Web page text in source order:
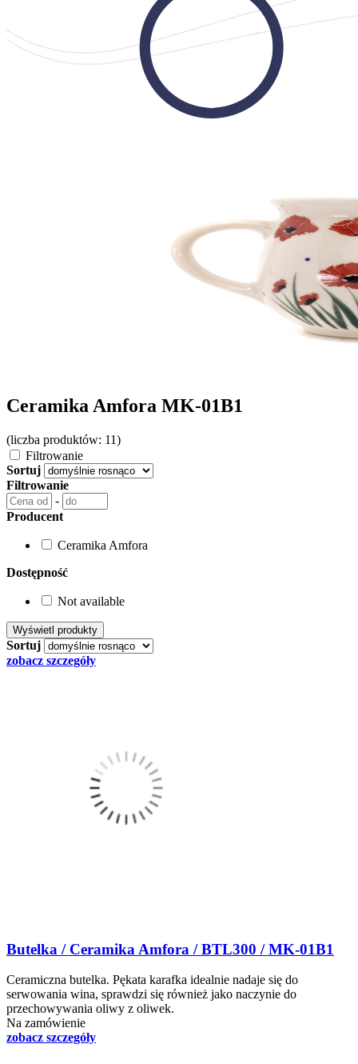
Ceramika Amfora MK-01B1
(liczba produktów: 11)
Filtrowanie
Sortuj
Filtrowanie
-
Producent
Ceramika Amfora
Dostępność
Not available
Sortuj
zobacz szczegóły
Butelka / Ceramika Amfora / BTL300 / MK-01B1
Ceramiczna butelka. Pękata karafka idealnie nadaje się do
serwowania wina, sprawdzi się również jako naczynie do
przechowywania oliwy z oliwek.
Na zamówienie
zobacz szczegóły